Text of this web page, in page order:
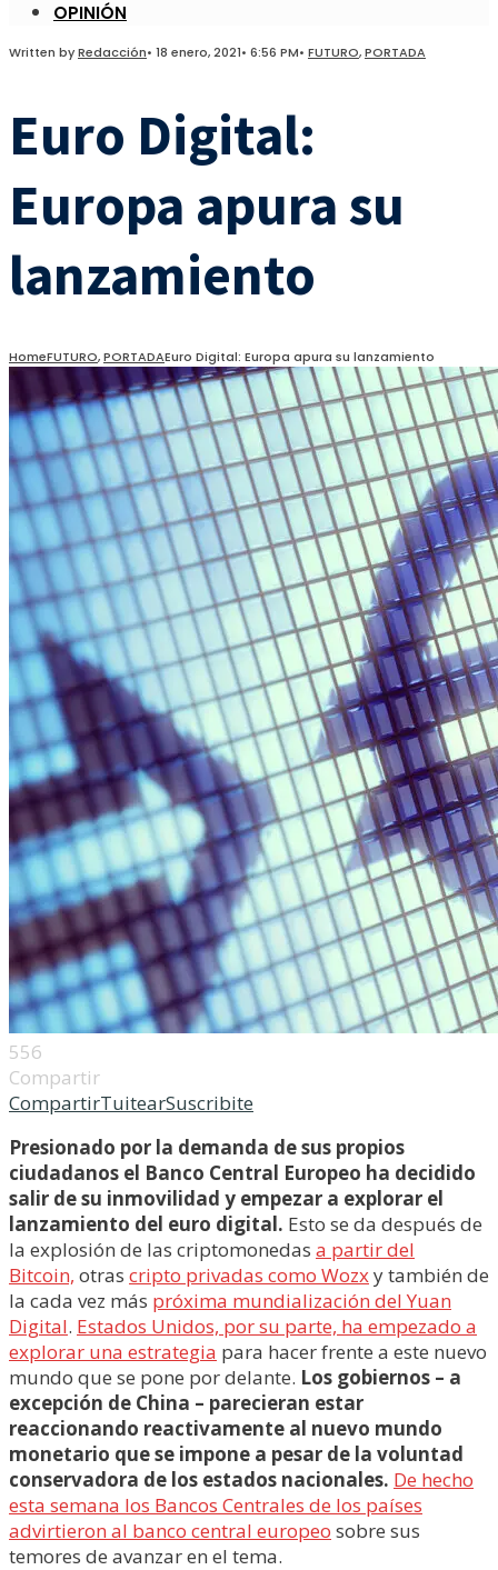
OPINIÓN
Written byRedacción• 18 enero, 2021• 6:56 PM• FUTURO,PORTADA
Euro Digital:
Europa apura su
lanzamiento
HomeFUTURO,PORTADAEuro Digital: Europa apura su lanzamiento
556
Compartir
CompartirTuitearSuscribite
Presionado por la demanda de sus propios
ciudadanos el Banco Central Europeo ha decidido
salir de su inmovilidad y empezar a explorar el
lanzamiento del euro digital. Esto se da después de
la explosión de las criptomonedas a partir del
Bitcoin, otras cripto privadas como Wozxy también de
la cada vez más próxima mundialización del Yuan
Digital. Estados Unidos, por su parte, ha empezado a
explorar una estrategia para hacer frente a este nuevo
mundo que se pone por delante. Los gobiernos – a
excepción de China – parecieran estar
reaccionando reactivamente al nuevo mundo
monetario que se impone a pesar de la voluntad
conservadora de los estados nacionales. De hecho
esta semana los Bancos Centrales de los países
advirtieron al banco central europeo sobre sus
temores de avanzar en el tema.